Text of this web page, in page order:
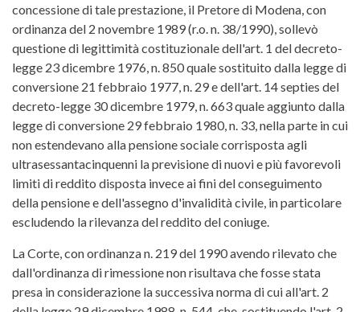
concessione di tale prestazione, il Pretore di Modena, con
ordinanza del 2 novembre 1989 (r.o. n. 38/1990), sollevò
questione di legittimità costituzionale dell'art. 1 del decreto-
legge 23 dicembre 1976, n. 850 quale sostituito dalla legge di
conversione 21 febbraio 1977, n. 29 e dell'art. 14 septies del
decreto-legge 30 dicembre 1979, n. 663 quale aggiunto dalla
legge di conversione 29 febbraio 1980, n. 33, nella parte in cui
non estendevano alla pensione sociale corrisposta agli
ultrasessantacinquenni la previsione di nuovi e più favorevoli
limiti di reddito disposta invece ai fini del conseguimento
della pensione e dell'assegno d'invalidità civile, in particolare
escludendo la rilevanza del reddito del coniuge.
La Corte, con ordinanza n. 219 del 1990 avendo rilevato che
dall'ordinanza di rimessione non risultava che fosse stata
presa in considerazione la successiva norma di cui all'art. 2